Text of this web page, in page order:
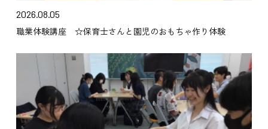
2026.08.05
職業体験講座 ☆保育士さんと園児のおもちゃ作り体験